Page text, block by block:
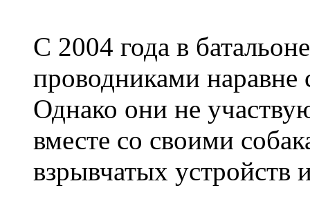
С 2004 года в
проводниками
Однако они не
вместе со своими
взрывчатых устройств